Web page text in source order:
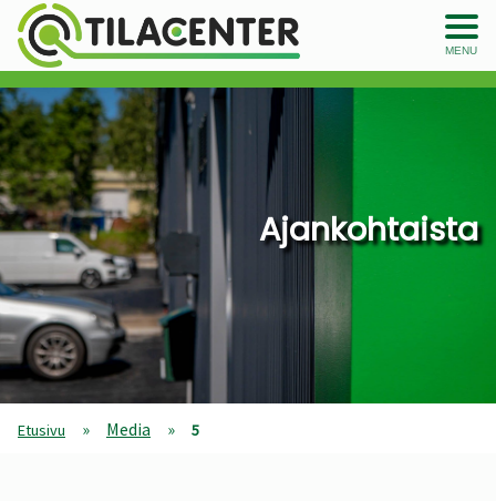
MENU
Ajankohtaista
Etusivu » Media » 5